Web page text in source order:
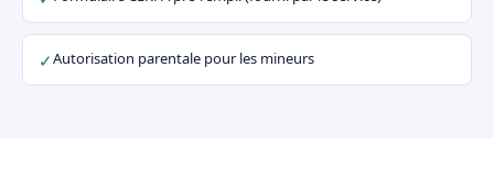
✓Autorisation parentale pour les mineurs